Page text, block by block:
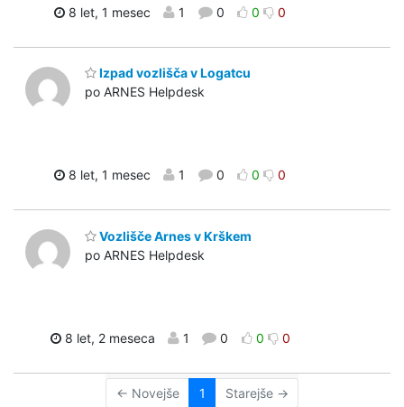
8 let, 1 mesec 1 0 0 0
Izpad vozlišča v Logatcu
po ARNES Helpdesk
8 let, 1 mesec 1 0 0 0
Vozlišče Arnes v Krškem
po ARNES Helpdesk
8 let, 2 meseca 1 0 0 0
← Novejše 1 Starejše →